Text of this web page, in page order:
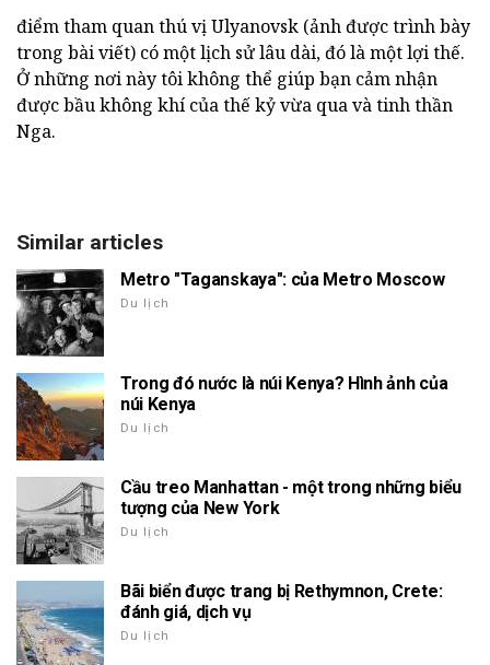
điểm tham quan thú vị Ulyanovsk (ảnh được trình bày
trong bài viết) có một lịch sử lâu dài, đó là một lợi thế.
Ở những nơi này tôi không thể giúp bạn cảm nhận
được bầu không khí của thế kỷ vừa qua và tinh thần
Nga.
Similar articles
Metro "Taganskaya": của Metro Moscow
Du lịch
Trong đó nước là núi Kenya? Hình ảnh của
núi Kenya
Du lịch
Cầu treo Manhattan - một trong những biểu
tượng của New York
Du lịch
Bãi biển được trang bị Rethymnon, Crete:
đánh giá, dịch vụ
Du lịch